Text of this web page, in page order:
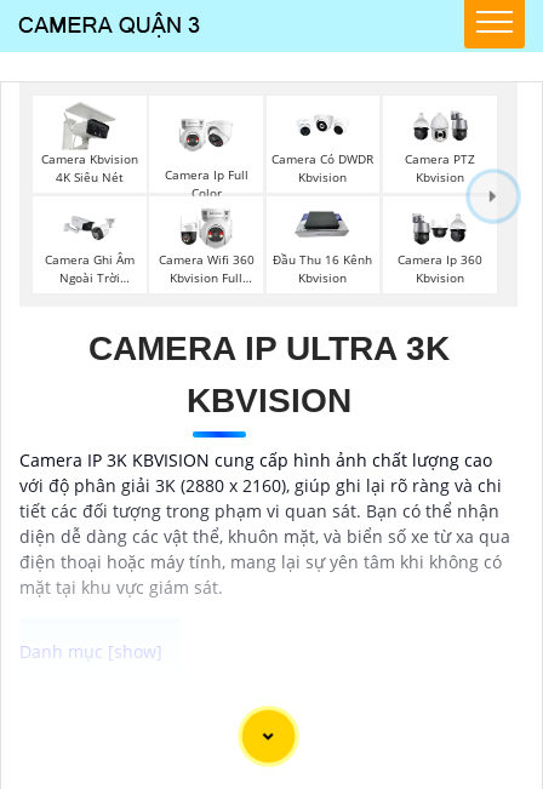
Camera Kbvision
4K Siêu Nét
Camera Ip Full
Color
Camera Có DWDR
Kbvision
Camera PTZ
Kbvision
Camera Ghi Âm
Ngoài Trời
Camera Wifi 360
Kbvision Full
Đầu Thu 16 Kênh
Kbvision
Camera Ip 360
Kbvision
CAMERA IP ULTRA 3K
KBVISION
Camera IP 3K KBVISION cung cấp hình ảnh chất lượng cao
với độ phân giải 3K (2880 x 2160), giúp ghi lại rõ ràng và chi
tiết các đối tượng trong phạm vi quan sát. Bạn có thể nhận
diện dễ dàng các vật thể, khuôn mặt, và biển số xe từ xa qua
điện thoại hoặc máy tính, mang lại sự yên tâm khi không có
mặt tại khu vực giám sát.
Camera Chống Trộm 360 là giải pháp giám sát hiệu
quả thông qua điện thoại di động không nên bỏ lỡ. Với
khả năng xoay 360 độ và điều chỉnh trực tiếp từ ứng